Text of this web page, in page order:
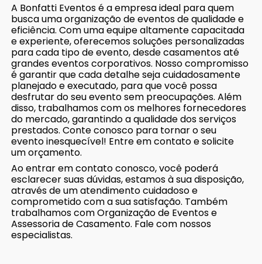
A Bonfatti Eventos é a empresa ideal para quem
busca uma organização de eventos de qualidade e
eficiência. Com uma equipe altamente capacitada
e experiente, oferecemos soluções personalizadas
para cada tipo de evento, desde casamentos até
grandes eventos corporativos. Nosso compromisso
é garantir que cada detalhe seja cuidadosamente
planejado e executado, para que você possa
desfrutar do seu evento sem preocupações. Além
disso, trabalhamos com os melhores fornecedores
do mercado, garantindo a qualidade dos serviços
prestados. Conte conosco para tornar o seu
evento inesquecível! Entre em contato e solicite
um orçamento.
Ao entrar em contato conosco, você poderá
esclarecer suas dúvidas, estamos à sua disposição,
através de um atendimento cuidadoso e
comprometido com a sua satisfação. Também
trabalhamos com Organização de Eventos e
Assessoria de Casamento. Fale com nossos
especialistas.